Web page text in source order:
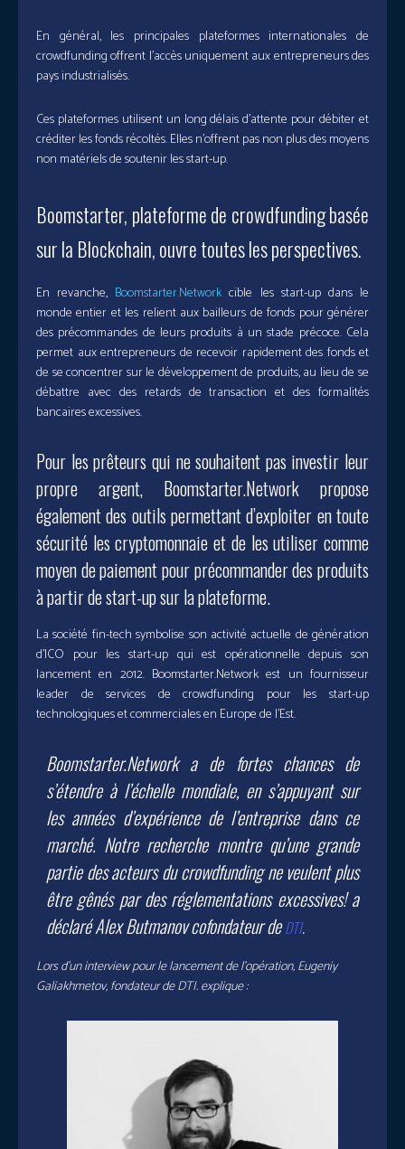
En général, les principales plateformes internationales de
crowdfunding offrent l’accès uniquement aux entrepreneurs des
pays industrialisés.
Ces plateformes utilisent un long délais d’attente pour débiter et
créditer les fonds récoltés. Elles n’offrent pas non plus des moyens
non matériels de soutenir les start-up.
Boomstarter, plateforme de crowdfunding basée
sur la Blockchain, ouvre toutes les perspectives.
En revanche, Boomstarter.Network cible les start-up dans le
monde entier et les relient aux bailleurs de fonds pour générer
des précommandes de leurs produits à un stade précoce. Cela
permet aux entrepreneurs de recevoir rapidement des fonds et
de se concentrer sur le développement de produits, au lieu de se
débattre avec des retards de transaction et des formalités
bancaires excessives.
Pour les prêteurs qui ne souhaitent pas investir leur
propre argent, Boomstarter.Network propose
également des outils permettant d’exploiter en toute
sécurité les cryptomonnaie et de les utiliser comme
moyen de paiement pour précommander des produits
à partir de start-up sur la plateforme.
La société fin-tech symbolise son activité actuelle de génération
d’ICO pour les start-up qui est opérationnelle depuis son
lancement en 2012. Boomstarter.Network est un fournisseur
leader de services de crowdfunding pour les start-up
technologiques et commerciales en Europe de l’Est.
Boomstarter.Network a de fortes chances de
s’étendre à l’échelle mondiale, en s’appuyant sur
les années d’expérience de l’entreprise dans ce
marché. Notre recherche montre qu’une grande
partie des acteurs du crowdfunding ne veulent plus
être gênés par des réglementations excessives!a
déclaré Alex Butmanov cofondateur deDTI.
Lors d’un interview pour le lancement de l’opération, Eugeniy
Galiakhmetov, fondateur de DTI. explique :